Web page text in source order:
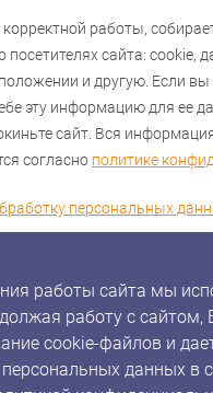
работы,
сайта: cookie,
и другую. Если вы
эту информацию для ее
сайт. Вся
согласно политике
персональных
работы сайта мы
работу с сайтом,
cookie-файлов и
данных в